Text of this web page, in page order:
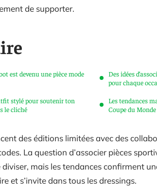
de supporter.
est devenu une pièce mode
stylé pour soutenir ton
le cliché
Des idées
pour chaque
Les tendances
Coupe du
des éditions limitées avec des
La question d’associer pièces
diviser, mais les tendances confirment
et s’invite dans tous les dressings.